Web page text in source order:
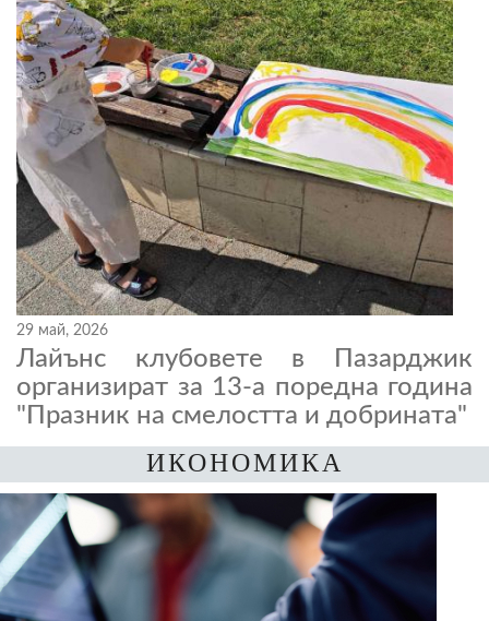
29 май, 2026
Лайънс клубовете в Пазарджик
организират за 13-а поредна година
"Празник на смелостта и добрината"
ИКОНОМИКА